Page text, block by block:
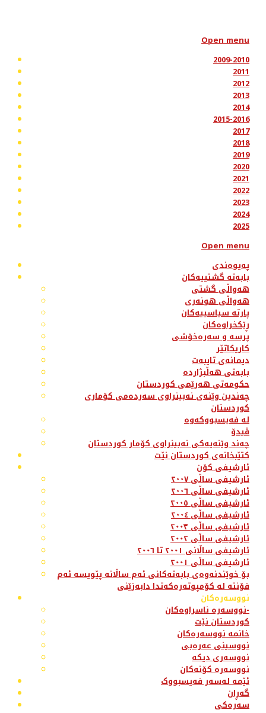
Open menu
2009-2010
2011
2012
2013
2014
2015-2016
2017
2018
2019
2020
2021
2022
2023
2024
2025
Open menu
پەیوەندی
بابەتە گشتییەکان
هەواڵی گشتی
هەواڵی هونەری
پارتە سیاسییەکان
ڕێکخراوەکان
پرسە و سەرەخۆشی
کاریکاتێر
دیمانەی تایبەت
بابەتی هەڵبژاردە
حکومەتی هەرێمی کوردستان
چەندین وێنەی نەبینراوی سەردەمی کۆماری
کوردستان
لە فەیسبووکەوە
ڤیدۆ
چەند وێنەیەکی نەبینراوی کۆمار کوردستان
کتێبخانەی کوردستان نێت
ئارشیفی کۆن
ئارشیفی ساڵی ٢٠٠٧
ئارشیفی ساڵی ٢٠٠٦
ئارشیفی ساڵی ٢٠٠٥
ئارشیفی ساڵی ٢٠٠٤
ئارشیفی ساڵی ٢٠٠٣
ئارشیفی ساڵی ٢٠٠٢
ئارشیفی ساڵانی ٢٠٠١ تا ٢٠٠٦
ئارشیفی ساڵی ٢٠٠١
بۆ خوێندنەوەی بابەتەکانی ئەم ساڵانە پێویسە ئەم
فۆنتە لە کۆمپوتەرەکەتدا دابەزێنی
نووسەرەکان
نووسەرە ناسراوەکان-
کوردستان نێت
خانمە نووسەرەکان
نووسینی عەرەبی
نووسەری دیکە
نووسەرە کۆنەکان
ئێمە لەسەر فەیسبووک
گەڕان
سەرەکی